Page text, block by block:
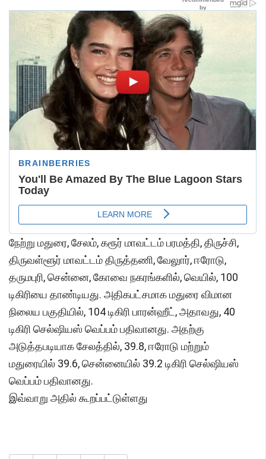
நேற்று மதுரை, சேலம், கரூர் மாவட்டம் பரமத்தி, திருச்சி,
திருவள்ளூர் மாவட்டம் திருத்தணி, வேலுார், ஈரோடு,
தருமபுரி, சென்னை, கோவை நகரங்களில், வெயில், 100
டிகிரியை தாண்டியது. அதிகபட்சமாக மதுரை விமான
நிலைய பகுதியில், 104 டிகிரி பாரன்ஹீட், அதாவது, 40
டிகிரி செல்ஷியஸ் வெப்பம் பதிவானது. அதற்கு
அடுத்தபடியாக சேலத்தில், 39.8, ஈரோடு மற்றும்
மதுரையில் 39.6, சென்னையில் 39.2 டிகிரி செல்ஷியஸ்
வெப்பம் பதிவானது.
இவ்வாறு அதில் கூறப்பட்டுள்ளது